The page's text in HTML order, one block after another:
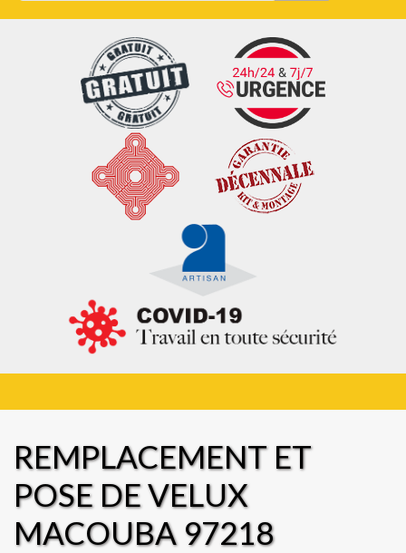
REMPLACEMENT ET
POSE DE VELUX
MACOUBA 97218